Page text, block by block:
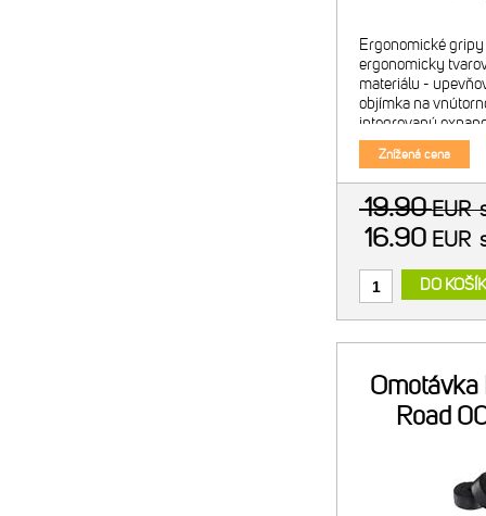
Ergonomické
ergonomicky
materiálu -
objímka na
integrovaný
konci gripu
riadítkach a
Znížená cena
19.90EUR
16.90 EUR
DO
Omotávka
Road